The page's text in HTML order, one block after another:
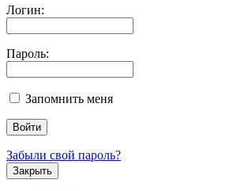
Логин:
Пароль:
Запомнить меня
Забыли свой пароль?
Закрыть